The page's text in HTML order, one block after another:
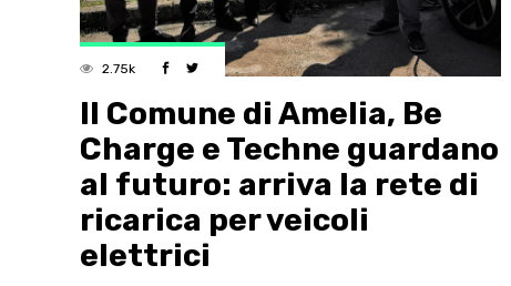
2.75k
Il Comune di Amelia, Be
Charge e Techne guardano
al futuro: arriva la rete di
ricarica per veicoli
elettrici